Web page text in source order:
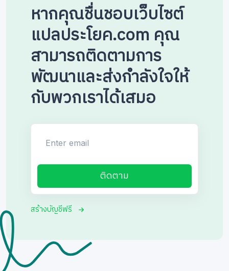
หากคุณชื่นชอบเว็บไซต์
แปลประโยค.com คุณ
สามารถติดตามการ
พัฒนาและส่งกำลังใจให้
กับพวกเราได้เสมอ
ติดตาม
สร้างบัญชีฟรี